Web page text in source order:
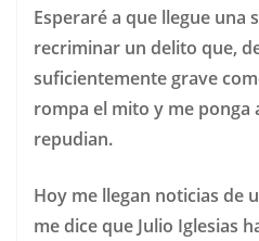
Esperaré a que llegue una
recriminar un delito que,
suficientemente grave
rompa el mito y me ponga
repudian.
Hoy me llegan noticias de
me dice que Julio Iglesias